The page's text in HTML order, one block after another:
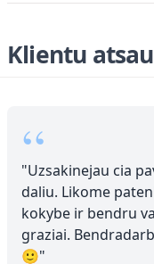
Klientu
“
"Uzsakinejau cia
daliu. Likome
kokybe ir bendru
graziai.
🙂"